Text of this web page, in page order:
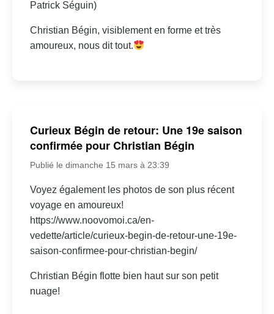
Patrick Séguin)
Christian Bégin, visiblement en forme et très
amoureux, nous dit tout.
Curieux Bégin de retour: Une 19e saison
confirmée pour Christian Bégin
Publié le dimanche 15 mars à 23:39
Voyez également les photos de son plus récent
voyage en amoureux!
https://www.noovomoi.ca/en-
vedette/article/curieux-begin-de-retour-une-19e-
saison-confirmee-pour-christian-begin/
Christian Bégin flotte bien haut sur son petit
nuage!